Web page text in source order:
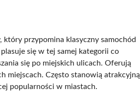
przypomina klasyczny samochód
się w tej samej kategorii co
się po miejskich ulicach. Oferują
miejscach. Często stanowią atrakcyjną
popularności w miastach.